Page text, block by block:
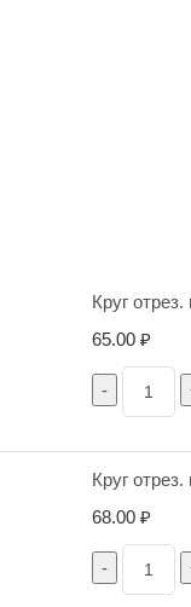
Круг
65.00 ₽
Круг
68.00 ₽